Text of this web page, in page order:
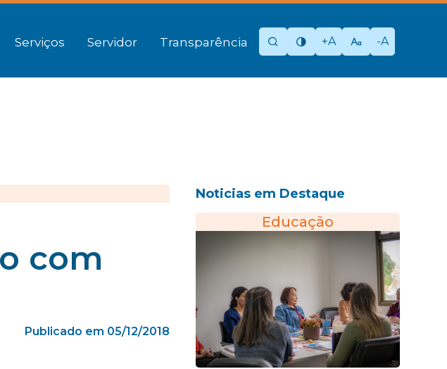
Serviços Servidor Transparência +A -A
com
Publicado em 05/12/2018
Noticias em Destaque
Educação